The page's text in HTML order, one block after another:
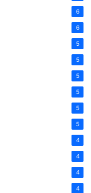
6
6
5
5
5
5
5
5
4
4
4
4